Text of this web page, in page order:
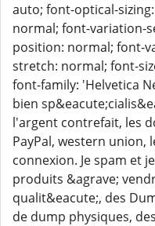
auto; font-optical-
normal; font-variation-
position: normal; font-
stretch: normal; font-
font-family: 'Helvetica
bien
l'argent contrefait, les
PayPal, western union,
connexion. Je spam et
produits &agrave;
qualit&eacute;, des
de dump physiques,